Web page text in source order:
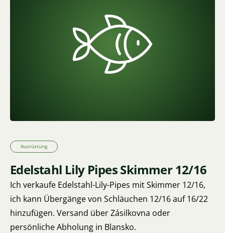
Ausrüstung
Edelstahl Lily Pipes Skimmer 12/16
Ich verkaufe Edelstahl-Lily-Pipes mit Skimmer 12/16,
ich kann Übergänge von Schläuchen 12/16 auf 16/22
hinzufügen. Versand über Zásilkovna oder
persönliche Abholung in Blansko.